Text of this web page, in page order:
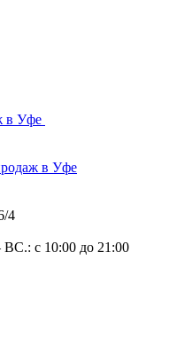
в Уфе
в Уфе
4
с 10:00 до 21:00